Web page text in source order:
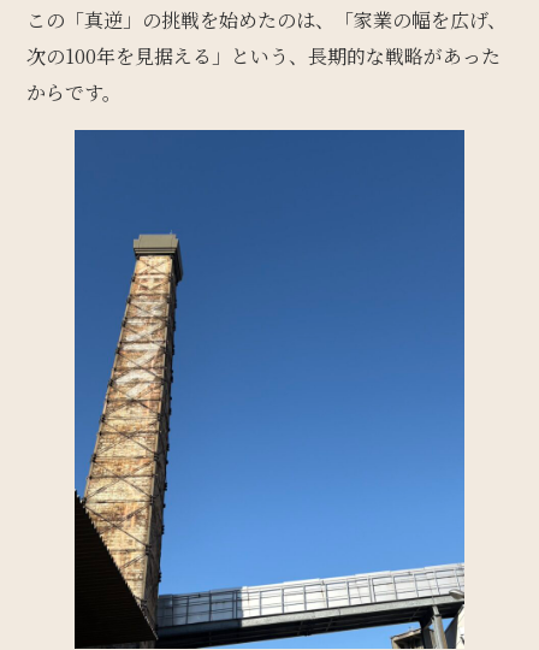
この「真逆」の挑戦を始めたのは、「家業の幅を広げ、
次の100年を見据える」という、長期的な戦略があった
からです。